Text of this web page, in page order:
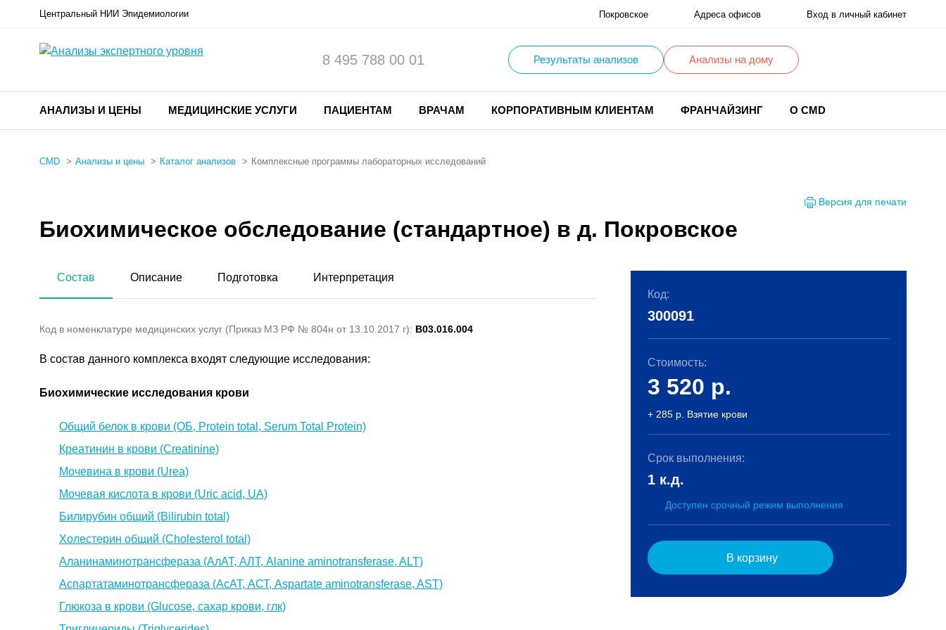
Центральный НИИ Эпидемиологии Покровское Адреса офисов Вход в личный кабинет
8 495 788 00 01 Результаты анализов Анализы на дому
АНАЛИЗЫ И ЦЕНЫ МЕДИЦИНСКИЕ УСЛУГИ ПАЦИЕНТАМ ВРАЧАМ КОРПОРАТИВНЫМ КЛИЕНТАМ ФРАНЧАЙЗИНГ О CMD
CMD Анализы и цены Каталог анализов Комплексные программы лабораторных исследований
Версия для печати
Биохимическое обследование (стандартное) в д. Покровское
Состав Описание Подготовка Интерпретация
Код в номенклатуре медицинских услуг (Приказ МЗ РФ № 804н от 13.10.2017 г): B03.016.004
В состав данного комплекса входят следующие исследования:
Биохимические исследования крови
Общий белок в крови (ОБ, Protein total, Serum Total Protein)
Креатинин в крови (Creatinine)
Мочевина в крови (Urea)
Мочевая кислота в крови (Uric acid, UA)
Билирубин общий (Bilirubin total)
Холестерин общий (Cholesterol total)
Аланинаминотрансфераза (АлАТ, АЛТ, Alanine aminotransferase, ALT)
Аспартатаминотрансфераза (АсАТ, АСТ, Aspartate aminotransferase, AST)
Глюкоза в крови (Glucose, сахар крови, глк)
Код:
300091
Стоимость:
3 520 р.
+ 285 р. Взятие крови
Срок выполнения:
1 к.д.
Доступен срочный режим выполнения
В корзину